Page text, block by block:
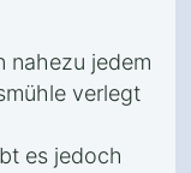
nahezu jedem
verlegt
es jedoch